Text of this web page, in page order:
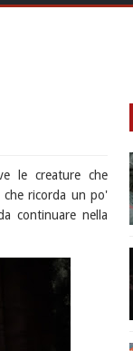
le creature che
ricorda un po'
continuare nella